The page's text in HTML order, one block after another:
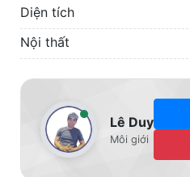
Diện tích
Nội thất
Lê Duy
Môi giới